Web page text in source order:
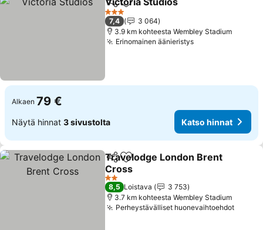
Jaa Lisää suosikkeihin
3 Tähtiluokitus
7,4
3 064
3.9 km kohteesta Wembley Stadium
Erinomainen äänieristysKatso hinnat
Alkaen 79 €
Näytä hinnat 3 sivustolta Katso hinnat
Jaa Lisää suosikkeihin
Travelodge London Brent
Cross
Katso hinnat
2 Tähtiluokitus
8,5 Loistava
3 753
3.7 km kohteesta Wembley Stadium
Perheystävälliset huonevaihtoehdotKatso